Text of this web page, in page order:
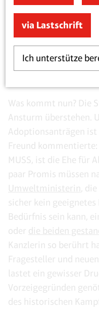
Was kommt nun? Die
Ansturm überstehen.
Adoptionsanträgen ist
Freund
MUSS, ist die Ehe für
paar Promis müssen
Umweltministerin,
sicher kein
Bedürfnis sein kann,
oder die beiden
Kanzlerin so berührt
Fragesteller und
lastet ein gewisser
Vorzeigegründen
des historischen
via Lastschrift
Ich unterstütze